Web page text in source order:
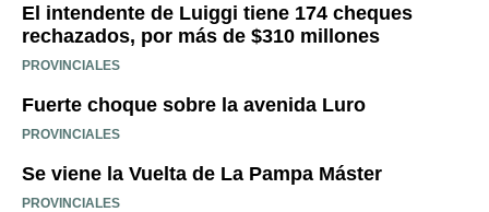
El intendente de Luiggi tiene 174 cheques
rechazados, por más de $310 millones
PROVINCIALES
Fuerte choque sobre la avenida Luro
PROVINCIALES
Se viene la Vuelta de La Pampa Máster
PROVINCIALES